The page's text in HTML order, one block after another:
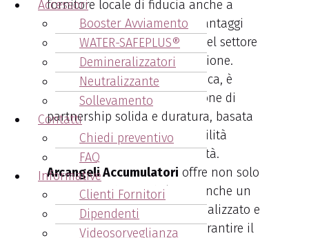
Accessori
Booster Avviamento
WATER-SAFEPLUS®
Demineralizzatori
Neutralizzante
Sollevamento
Contatti
Chiedi preventivo
FAQ
Informative
Clienti Fornitori
Dipendenti
Videosorveglianza
fornitore locale di fiducia anche a
Scandiano porta numerosi vantaggi
per le aziende che operano nel settore
della
roboticae dell’automazione.
Grazie alla vicinanza geografica, è
possibile stabilire una relazione di
partnership solida e duratura, basata
sulla fiducia e sulla disponibilità
immediata in caso di necessità.
Arcangeli Accumulatori offre non solo
prodotti di alta qualità, ma anche un
servizio diassistenzapersonalizzato e
tempestivo, essenziale per garantire il